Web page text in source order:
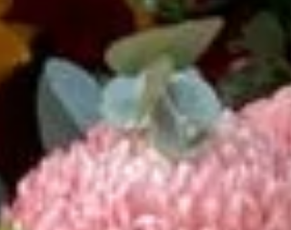
したが オイル、消耗品、ゴッドクリーナーのカートリッ
も 全てが値上がりしてしまいました。 つきましては2026
年2月3日更新時から サロン＆スクールの料金を改定させ
頂く事にしました。 これからもアーユルヴェーダ施術や エ
ステティック施術提供のためのサロンおよび セラピスト
成の為のRAMAスクールを継続していくため 何卒ご理解
程どうぞよろしくお願い致します😌🙏 1月のスケジュール
をUPします✨ 1(木)～5(月) お休み 6(火) 通常営業
7(水) 15:00以降予約OK 8(木) 15:00以降予約OK 9(金)
通常営業 10(土) 通常営業 11(日) 15:30以降予約OK
12(月) 15:00以降予約OK 13(火) 通常営業 14(水) 15:00
以降予約OK 15(木) 通常営業 16(金) 通常営業 17(土) 通